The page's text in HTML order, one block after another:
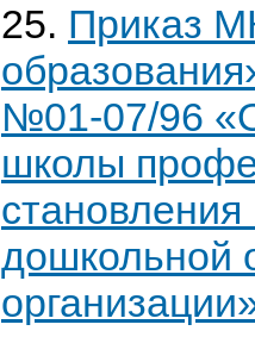
25. Приказ
№01-07/96
школы
становления
дошкольной